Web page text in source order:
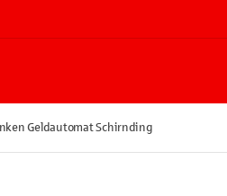
Geldautomat Schirnding